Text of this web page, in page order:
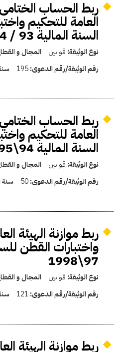
ربط الحساب الختامى
العامة للتحكيم
السنة المالية 93 / 1994
نوع الوثيقة: قوانين المجال و
رقم الوثيقة/رقم الدعوى:195
ربط الحساب الختامي
العامة للتحكيم
السنة المالية 94\1995
نوع الوثيقة: قوانين المجال و
رقم الوثيقة/رقم الدعوى:50 سنة
ربط موازنة الهيئة
واختبارات القطن
97\1998
نوع الوثيقة: قوانين المجال و
رقم الوثيقة/رقم الدعوى: 121
ربط موازنة الهيئة